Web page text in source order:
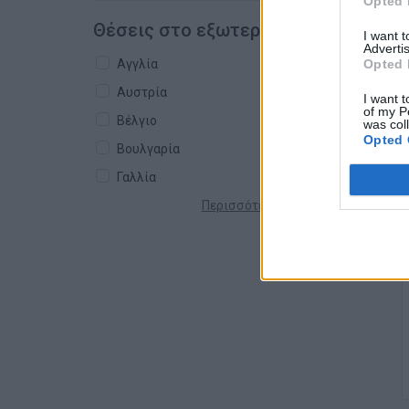
I want
Opted
I want
of my
was
Opted
Θέσεις στο εξωτερικό
Αγγλία
Αυστρία
Βέλγιο
Βουλγαρία
Γαλλία
Περισσότερες χώρες +